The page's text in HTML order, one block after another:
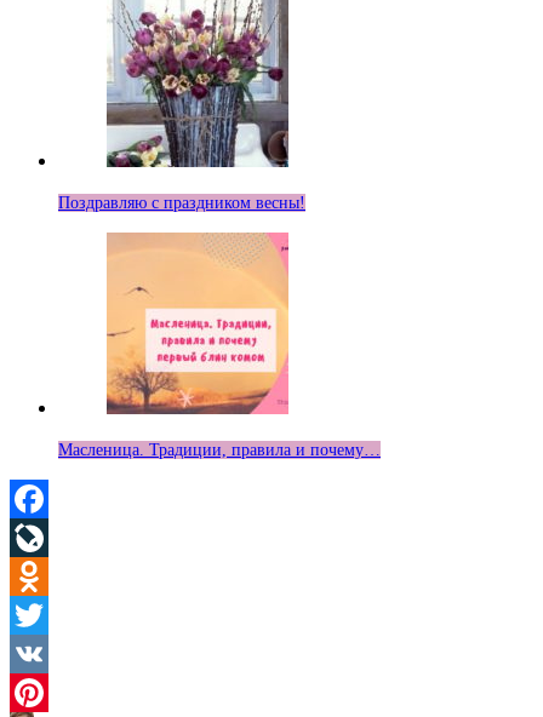
Поздравляю с праздником весны!
Масленица. Традиции, правила и почему…
Facebook
LiveJournal
Odnoklassniki
Twitter
VK